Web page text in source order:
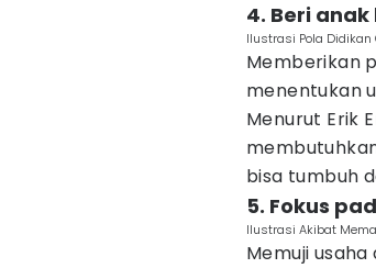
4. Beri
Ilustrasi Pola Didikan
Memberikan
menentukan
Menurut Erik
bisa tumbuh
5. Fokus
Ilustrasi Akibat
Memuji